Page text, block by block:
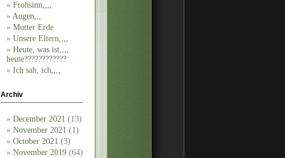
Frohsinn,,,,
Augen,,,
Mutter Erde
Unsere Eltern,,,,
Heute, was ist,,,,
heute????????????
Ich sah, ich,,,,
Archiv
December 2021 (13)
November 2021 (1)
October 2021 (3)
November 2019 (64)